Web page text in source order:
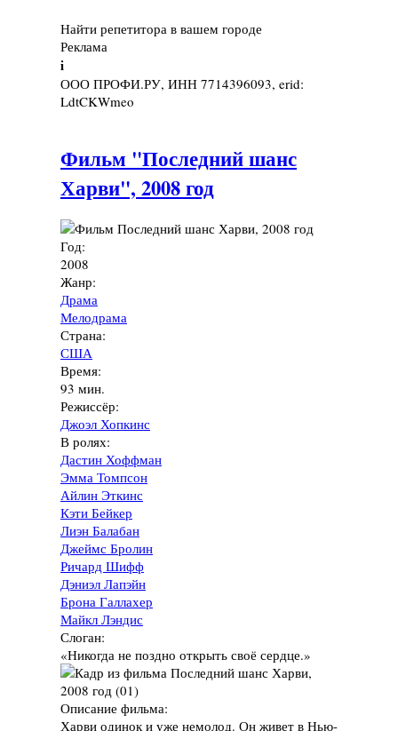
Найти репетитора в вашем городе
Реклама
i
ООО ПРОФИ.РУ, ИНН 7714396093, erid:
LdtCKWmeo
Фильм "Последний шанс
Харви", 2008 год
Год:
2008
Жанр:
Драма
Мелодрама
Страна:
США
Время:
93 мин.
Режиссёр:
Джоэл Хопкинс
В ролях:
Дастин Хоффман
Эмма Томпсон
Айлин Эткинс
Кэти Бейкер
Лиэн Балабан
Джеймс Бролин
Ричард Шифф
Дэниэл Лапэйн
Брона Галлахер
Майкл Лэндис
Слоган:
«Никогда не поздно открыть своё сердце.»
Описание фильма:
Харви одинок и уже немолод. Он живет в Нью-